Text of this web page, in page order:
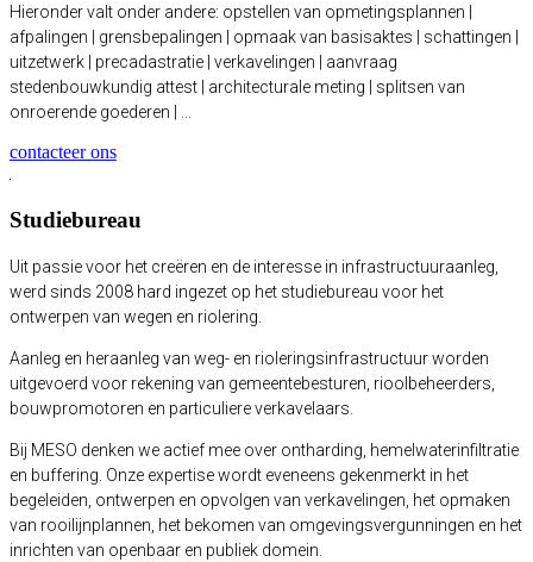
Hieronder valt onder andere: opstellen van opmetingsplannen |
afpalingen | grensbepalingen | opmaak van basisaktes | schattingen |
uitzetwerk | precadastratie | verkavelingen | aanvraag
stedenbouwkundig attest | architecturale meting | splitsen van
onroerende goederen | ...
contacteer ons
Studiebureau
Uit passie voor het creëren en de interesse in infrastructuuraanleg,
werd sinds 2008 hard ingezet op het studiebureau voor het
ontwerpen van wegen en riolering.
Aanleg en heraanleg van weg- en rioleringsinfrastructuur worden
uitgevoerd voor rekening van gemeentebesturen, rioolbeheerders,
bouwpromotoren en particuliere verkavelaars.
Bij MESO denken we actief mee over ontharding, hemelwaterinfiltratie
en buffering. Onze expertise wordt eveneens gekenmerkt in het
begeleiden, ontwerpen en opvolgen van verkavelingen, het opmaken
van rooilijnplannen, het bekomen van omgevingsvergunningen en het
inrichten van openbaar en publiek domein.